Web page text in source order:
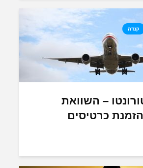
קנדה
– השוואת
כרטיסים